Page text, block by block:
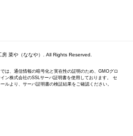
菜や（ななや）. All Rights Reserved.
は、通信情報の暗号化と実在性の証明のため、GMOグロ
ン株式会社のSSLサーバ証明書を使用しております。 セ
ルより、サーバ証明書の検証結果をご確認ください。